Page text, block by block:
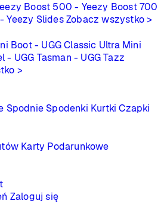
Boost 500 - Yeezy Boost 700
- Yeezy Slides Zobacz wszystko >
Boot - UGG Classic Ultra Mini
- UGG Tasman - UGG Tazz
>
Spodnie Spodenki Kurtki Czapki
Karty Podarunkowe
Zaloguj się